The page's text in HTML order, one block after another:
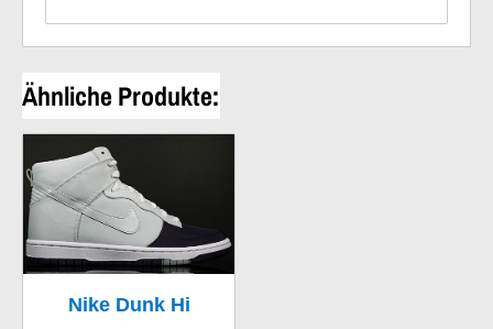
Ähnliche Produkte:
Nike Dunk Hi